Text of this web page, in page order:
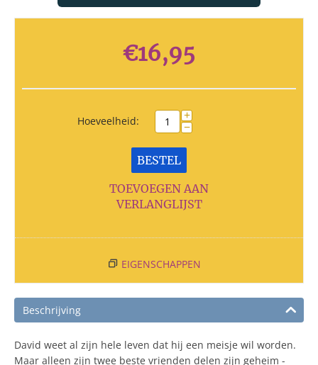
€16,95
Hoeveelheid: +
−
BESTEL
TOEVOEGEN AAN
VERLANGLIJST
EIGENSCHAPPEN
Beschrijving
David weet al zijn hele leven dat hij een meisje wil worden.
Maar alleen zijn twee beste vrienden delen zijn geheim -